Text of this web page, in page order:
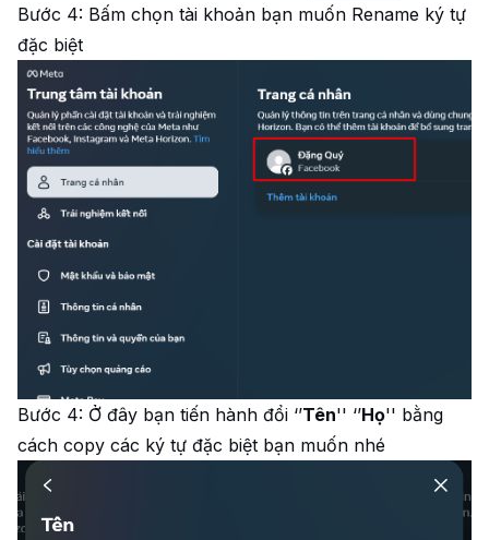
Bước 4: Bấm chọn tài khoản bạn muốn Rename ký tự
đặc biệt
Bước 4: Ở đây bạn tiến hành đổi ‘’Tên'' ‘’Họ'' bằng
cách copy các ký tự đặc biệt bạn muốn nhé